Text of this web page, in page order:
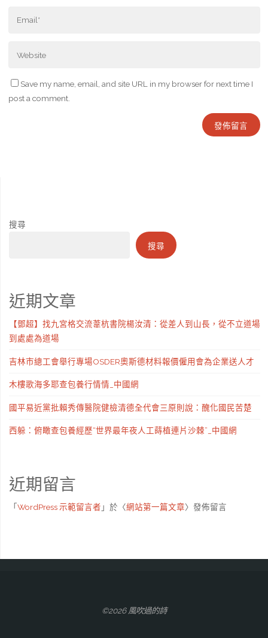
Save my name, email, and site URL in my browser for next time I
post a comment.
搜尋
搜尋
近期文章
【鄧超】找九宮格交流葦杭書院楊汝清：從差人到山長，從不立道場
到處處為道場
吉林市總工會舉行專場OSDER奧斯德材料報價僱用會為企業送人才
木樓歌海多耶查包養行情情_中國網
國平易近黨批賴秀傳醫院健檢清德全代會三原則說：醜化國民苦楚
西躲：俯瞰查包養經歷“世界最年夜人工蒔植連片沙棘”_中國網
近期留言
「 WordPress 示範留言者 」於〈網站第一篇文章〉發佈留言
©2026 風吹過的詩